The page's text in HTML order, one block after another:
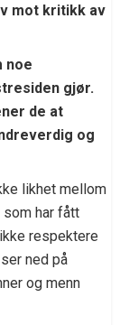
mot kritikk av
noe
gjør.
de at
og
likhet mellom
som har fått
respektere
ned på
og menn